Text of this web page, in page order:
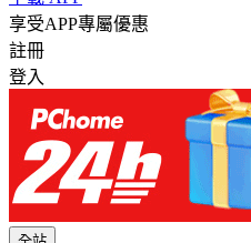
享受APP專屬優惠
註冊
登入